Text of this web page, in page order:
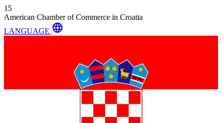
15
American Chamber of Commerce in Croatia
LANGUAGE language